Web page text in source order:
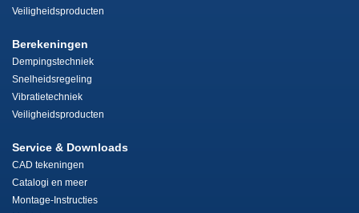
Veiligheidsproducten
Berekeningen
Dempingstechniek
Snelheidsregeling
Vibratietechniek
Veiligheidsproducten
Service & Downloads
CAD tekeningen
Catalogi en meer
Montage-Instructies